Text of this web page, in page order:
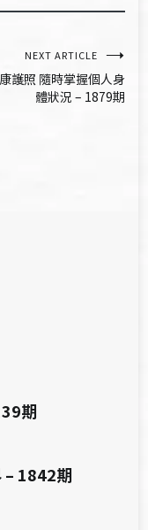
NEXT ARTICLE
護照 隨時掌握個人身
體狀況 – 1879期
期
– 1842期